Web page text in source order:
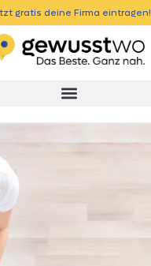
gratis deine Firma eintragen!